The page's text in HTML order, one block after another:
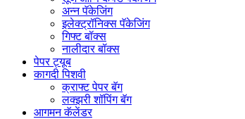
अन्न पॅकेजिंग
इलेक्ट्रॉनिक्स पॅकेजिंग
गिफ्ट बॉक्स
नालीदार बॉक्स
पेपर ट्यूब
कागदी पिशवी
क्राफ्ट पेपर बॅग
लक्झरी शॉपिंग बॅग
आगमन कॅलेंडर